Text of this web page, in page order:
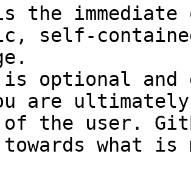
the
self-
optional and
are
of the user.
towards what